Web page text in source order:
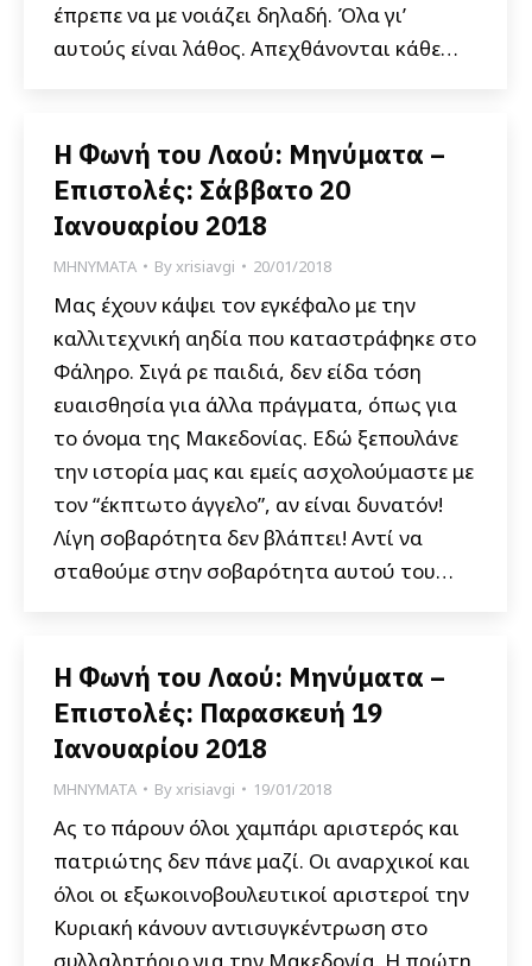
έπρεπε να με νοιάζει δηλαδή. Όλα γι’
αυτούς είναι λάθος. Απεχθάνονται κάθε…
Η Φωνή του Λαού: Μηνύματα –
Επιστολές: Σάββατο 20
Ιανουαρίου 2018
ΜΗΝΥΜΑΤΑ Byxrisiavgi 20/01/2018
Μας έχουν κάψει τον εγκέφαλο με την
καλλιτεχνική αηδία που καταστράφηκε στο
Φάληρο. Σιγά ρε παιδιά, δεν είδα τόση
ευαισθησία για άλλα πράγματα, όπως για
το όνομα της Μακεδονίας. Εδώ ξεπουλάνε
την ιστορία μας και εμείς ασχολούμαστε με
τον “έκπτωτο άγγελο”, αν είναι δυνατόν!
Λίγη σοβαρότητα δεν βλάπτει! Αντί να
σταθούμε στην σοβαρότητα αυτού του…
Η Φωνή του Λαού: Μηνύματα –
Επιστολές: Παρασκευή 19
Ιανουαρίου 2018
ΜΗΝΥΜΑΤΑ Byxrisiavgi 19/01/2018
Ας το πάρουν όλοι χαμπάρι αριστερός και
πατριώτης δεν πάνε μαζί. Οι αναρχικοί και
όλοι οι εξωκοινοβουλευτικοί αριστεροί την
Κυριακή κάνουν αντισυγκέντρωση στο